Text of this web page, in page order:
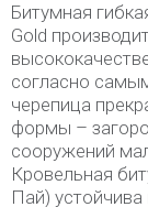
Битумная
Gold
согласно
черепица
формы –
сооружений
Кровельная
Пай)